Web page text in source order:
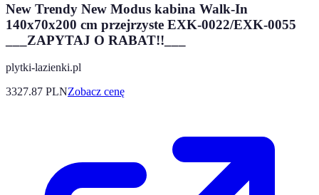
New Trendy New Modus kabina Walk-In
140x70x200 cm przejrzyste EXK-0022/EXK-0055
___ZAPYTAJ O RABAT!!___
plytki-lazienki.pl
3327.87 PLNZobacz cenę